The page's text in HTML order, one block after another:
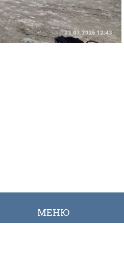
МЕНЮ